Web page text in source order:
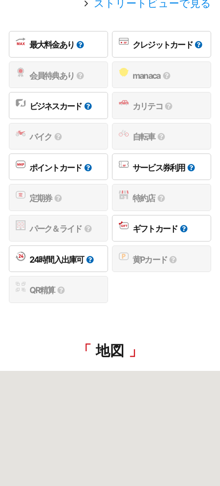
ストリートビューで見る
最大料金あり クレジットカード
会員特典あり manaca
ビジネスカード カリテコ
バイク 自転車
ポイントカード サービス券利用
定期券 特約店
パーク＆ライド ギフトカード
24時間入出庫可 黄Pカード
QR精算
地図